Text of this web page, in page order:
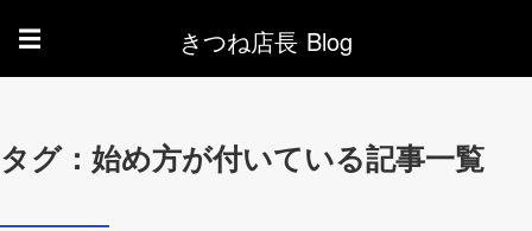
☰ きつね店長 Blog
タグ：始め方が付いている記事一覧